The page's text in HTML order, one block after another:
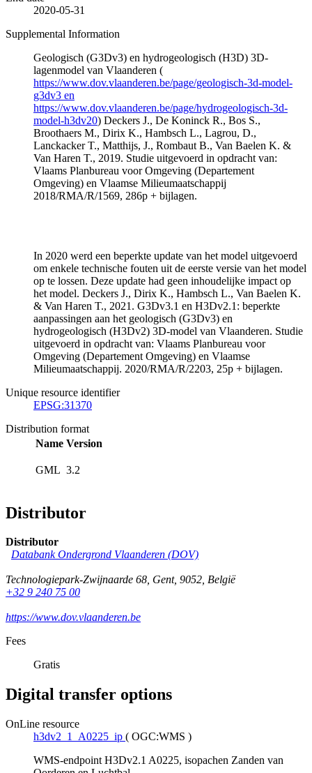
2020-05-31
Supplemental Information
Geologisch (G3Dv3) en hydrogeologisch (H3D) 3D-
lagenmodel van Vlaanderen (
https://www.dov.vlaanderen.be/page/geologisch-3d-model-
g3dv3 en
https://www.dov.vlaanderen.be/page/hydrogeologisch-3d-
model-h3dv20) Deckers J., De Koninck R., Bos S.,
Broothaers M., Dirix K., Hambsch L., Lagrou, D.,
Lanckacker T., Matthijs, J., Rombaut B., Van Baelen K. &
Van Haren T., 2019. Studie uitgevoerd in opdracht van:
Vlaams Planbureau voor Omgeving (Departement
Omgeving) en Vlaamse Milieumaatschappij
2018/RMA/R/1569, 286p + bijlagen.
In 2020 werd een beperkte update van het model uitgevoerd
om enkele technische fouten uit de eerste versie van het model
op te lossen. Deze update had geen inhoudelijke impact op
het model. Deckers J., Dirix K., Hambsch L., Van Baelen K.
& Van Haren T., 2021. G3Dv3.1 en H3Dv2.1: beperkte
aanpassingen aan het geologisch (G3Dv3) en
hydrogeologisch (H3Dv2) 3D-model van Vlaanderen. Studie
uitgevoerd in opdracht van: Vlaams Planbureau voor
Omgeving (Departement Omgeving) en Vlaamse
Milieumaatschappij. 2020/RMA/R/2203, 25p + bijlagen.
Unique resource identifier
EPSG:31370
Distribution format
Name Version
GML 3.2
Distributor
Distributor
Databank Ondergrond Vlaanderen (DOV)
Technologiepark-Zwijnaarde 68, Gent, 9052, België
+32 9 240 75 00
https://www.dov.vlaanderen.be
Fees
Gratis
Digital transfer options
OnLine resource
h3dv2_1_A0225_ip ( OGC:WMS )
WMS-endpoint H3Dv2.1 A0225, isopachen Zanden van